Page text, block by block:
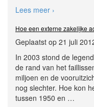
Lees meer ›
Hoe een externe zakelijke
Geplaatst op 21 juli
In 2003 stond de
de rand van het
miljoen en de
nog slechter. Hoe kon
tussen 1950 en …